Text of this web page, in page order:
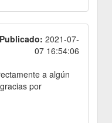
Publicado: 2021-07-
07 16:54:06
a algún
por